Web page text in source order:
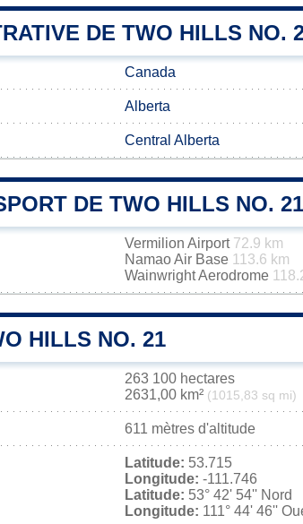
DE TWO HILLS NO.
Canada
Alberta
Central Alberta
DE TWO HILLS NO. 21
Vermilion Airport 72.9 km
Namao Air Base 113.6 km
Wainwright Aerodrome
HILLS NO. 21
263 100 hectares
2631,00 km² (1015,83 sq mi)
611 mètres d'altitude
Latitude: 53.715
Longitude: -111.746
Latitude: 53° 42' 54'' Nord
Longitude: 111° 44' 46''